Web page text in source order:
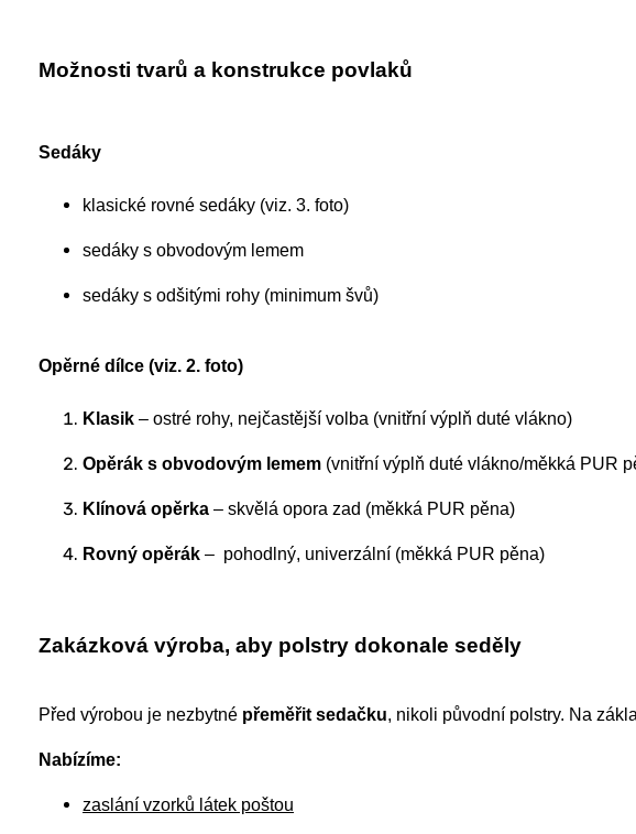
Možnosti tvarů a konstrukce povlaků
Sedáky
klasické rovné sedáky (viz. 3. foto)
sedáky s obvodovým lemem
sedáky s odšitými rohy (minimum švů)
Opěrné dílce (viz. 2. foto)
Klasik – ostré rohy, nejčastější volba (vnitřní výplň duté vlákno)
Opěrák s obvodovým lemem (vnitřní výplň duté vlákno/měkká PUR
Klínová opěrka – skvělá opora zad (měkká PUR pěna)
Rovný opěrák – pohodlný, univerzální (měkká PUR pěna)
Zakázková výroba, aby polstry dokonale seděly
Před výrobou je nezbytné přeměřit sedačku, nikoli původní polstry. Na
Nabízíme:
zaslání vzorků látek poštou